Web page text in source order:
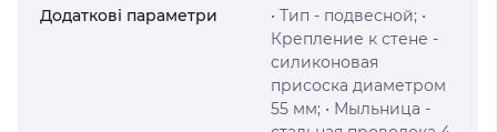
Додаткові параметри
• Тип - подвесной; •
Крепление к стене -
силиконовая
присоска диаметром
55 мм; • Мыльница -